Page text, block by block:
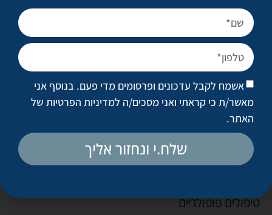
ניתוחים פופולריים
מתיחת פנים
ניתוח אף
הגדלת חזה
מתיחת בטן
שאיבת שומן מונחית לייזר
טיפולים פופולריים
אשמח לקבל עדכונים ופרסומים מדי פעם. בנוסף אני
מאשר/ת כי קראתי ואני מסכים/ה למדיניות הפרטיות של
האתר.
שלח.י ונחזור אליך